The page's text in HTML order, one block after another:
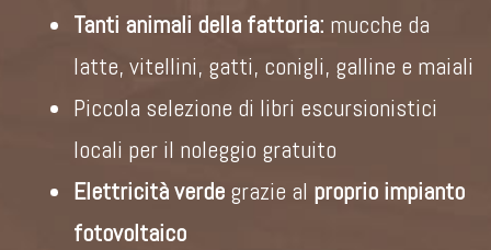
Tanti animali della fattoria: mucche da
latte, vitellini, gatti, conigli, galline e maiali
Piccola selezione di libri escursionistici
locali per il noleggio gratuito
Elettricità verdegrazie al proprio impianto
fotovoltaico